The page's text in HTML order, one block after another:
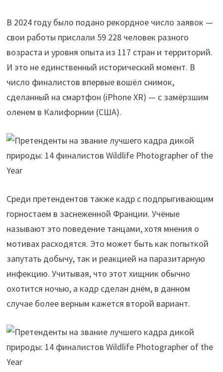
В 2024 году было подано рекордное число заявок —
свои работы прислали 59 228 человек разного
возраста и уровня опыта из 117 стран и территорий.
И это не единственный исторический момент. В
число финалистов впервые вошёл снимок,
сделанный на смартфон (iPhone XR) — с замёрзшим
оленем в Калифорнии (США).
Среди претендентов также кадр с подпрыгивающим
горностаем в заснеженной Франции. Учёные
называют это поведение танцами, хотя мнения о
мотивах расходятся. Это может быть как попыткой
запутать добычу, так и реакцией на паразитарную
инфекцию. Учитывая, что этот хищник обычно
охотится ночью, а кадр сделан днём, в данном
случае более верным кажется второй вариант.